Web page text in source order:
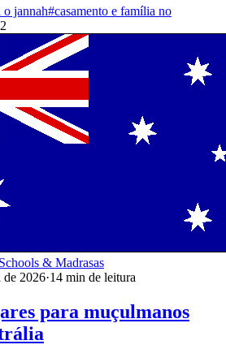
o jannah#casamento e família no
& Madrasas
de 2026·14 min de leitura
para muçulmanos